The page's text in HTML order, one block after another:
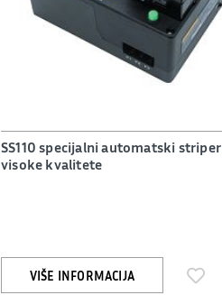
SS110 specijalni automatski striper
visoke kvalitete
VIŠE INFORMACIJA